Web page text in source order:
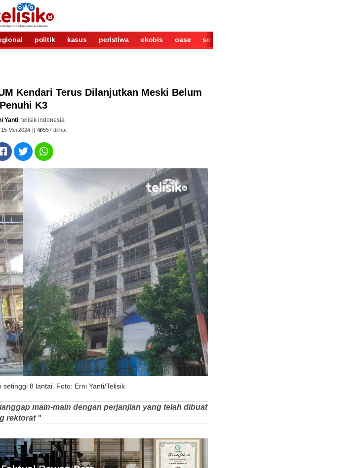
politik kasus peristiwa ekobis oase sosok
Kendari Terus Dilanjutkan Meski Belum
Penuhi K3
Yanti, telisik indonesia
15 Mei 2024 557dilihat
8 lantai. Foto: Erni Yanti/Telisik
main-main dengan perjanjian yang telah dibuat
rektorat "